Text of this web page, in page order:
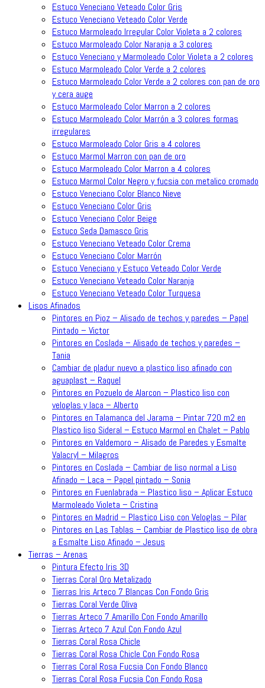
Estuco Veneciano Veteado Color Gris
Estuco Veneciano Veteado Color Verde
Estuco Marmoleado Irregular Color Violeta a 2 colores
Estuco Marmoleado Color Naranja a 3 colores
Estuco Veneciano y Marmoleado Color Violeta a 2 colores
Estuco Marmoleado Color Verde a 2 colores
Estuco Marmoleado Color Verde a 2 colores con pan de oro
y cera auge
Estuco Marmoleado Color Marron a 2 colores
Estuco Marmoleado Color Marrón a 3 colores formas
irregulares
Estuco Marmoleado Color Gris a 4 colores
Estuco Marmol Marron con pan de oro
Estuco Marmoleado Color Marron a 4 colores
Estuco Marmol Color Negro y fucsia con metalico cromado
Estuco Veneciano Color Blanco Nieve
Estuco Veneciano Color Gris
Estuco Veneciano Color Beige
Estuco Seda Damasco Gris
Estuco Veneciano Veteado Color Crema
Estuco Veneciano Color Marrón
Estuco Veneciano y Estuco Veteado Color Verde
Estuco Veneciano Veteado Color Naranja
Estuco Veneciano Veteado Color Turquesa
Lisos Afinados
Pintores en Pioz – Alisado de techos y paredes – Papel
Pintado – Victor
Pintores en Coslada – Alisado de techos y paredes –
Tania
Cambiar de pladur nuevo a plastico liso afinado con
aguaplast – Raquel
Pintores en Pozuelo de Alarcon – Plastico liso con
veloglas y laca – Alberto
Pintores en Talamanca del Jarama – Pintar 720 m2 en
Plastico liso Sideral – Estuco Marmol en Chalet – Pablo
Pintores en Valdemoro – Alisado de Paredes y Esmalte
Valacryl – Milagros
Pintores en Coslada – Cambiar de liso normal a Liso
Afinado – Laca – Papel pintado – Sonia
Pintores en Fuenlabrada – Plastico liso – Aplicar Estuco
Marmoleado Violeta – Cristina
Pintores en Madrid – Plastico Liso con Veloglas – Pilar
Pintores en Las Tablas – Cambiar de Plastico liso de obra
a Esmalte Liso Afinado – Jesus
Tierras – Arenas
Pintura Efecto Iris 3D
Tierras Coral Oro Metalizado
Tierras Iris Arteco 7 Blancas Con Fondo Gris
Tierras Coral Verde Oliva
Tierras Arteco 7 Amarillo Con Fondo Amarillo
Tierras Arteco 7 Azul Con Fondo Azul
Tierras Coral Rosa Chicle
Tierras Coral Rosa Chicle Con Fondo Rosa
Tierras Coral Rosa Fucsia Con Fondo Blanco
Tierras Coral Rosa Fucsia Con Fondo Rosa